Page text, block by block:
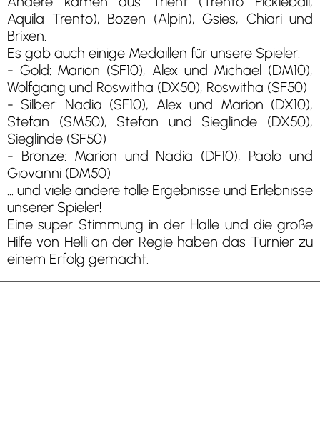
Aquila Trento), Bozen (Alpin), Gsies, Chiari und
Brixen.
Es gab auch einige Medaillen für unsere Spieler:
- Gold: Marion (SF10), Alex und Michael (DM10),
Wolfgang und Roswitha (DX50), Roswitha (SF50)
- Silber: Nadia (SF10), Alex und Marion (DX10),
Stefan (SM50), Stefan und Sieglinde (DX50),
Sieglinde (SF50)
- Bronze: Marion und Nadia (DF10), Paolo und
Giovanni (DM50)
... und viele andere tolle Ergebnisse und Erlebnisse
unserer Spieler!
Eine super Stimmung in der Halle und die große
Hilfe von Helli an der Regie haben das Turnier zu
einem Erfolg gemacht.